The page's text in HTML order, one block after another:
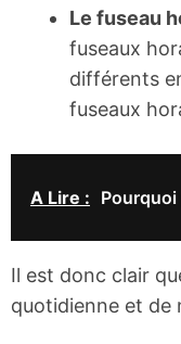
Le fuseau
fuseaux
différents
fuseaux
A Lire :
Il est donc clair
quotidienne et de